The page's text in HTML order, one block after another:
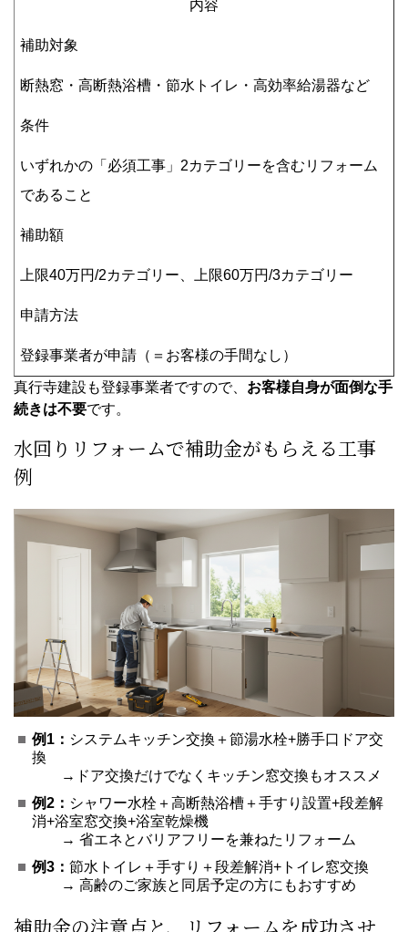
内容
補助対象
断熱窓・高断熱浴槽・節水トイレ・高効率給湯器など
条件
いずれかの「必須工事」2カテゴリーを含むリフォーム
であること
補助額
上限40万円/2カテゴリー、上限60万円/3カテゴリー
申請方法
登録事業者が申請（＝お客様の手間なし）
真行寺建設も登録事業者ですので、 お客様自身が面倒な手
続きは不要です。
水回りリフォームで補助金がもらえる工事
例
例1： システムキッチン交換＋節湯水栓+勝手口ドア交
換
→ドア交換だけでなくキッチン窓交換もオススメ
例2： シャワー水栓＋高断熱浴槽＋手すり設置+段差解
消+浴室窓交換+浴室乾燥機
→ 省エネとバリアフリーを兼ねたリフォーム
例3： 節水トイレ＋手すり＋段差解消+トイレ窓交換
→ 高齢のご家族と同居予定の方にもおすすめ
補助金の注意点と、リフォームを成功させ